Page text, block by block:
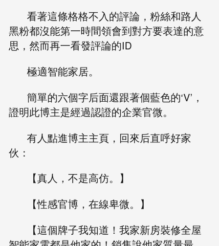
看著這條格格不入的評論，粉絲和路人
黑粉都沒能第一時間領會到對方要表達的意
思，然而再一看發評論的ID
極適智能家居。
簡單的六個字后面還跟著個藍色的‘V’，
證明此博主是經過認證的企業官微。
有人點進博主主頁，回來后直呼好家
伙：
【真人，不是高仿。】
【性感官博，在線卑微。】
【這個牌子我知道！我家新房裝修全屋